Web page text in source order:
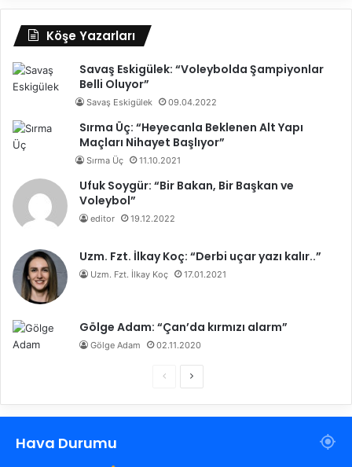
Köşe Yazarları
Savaş Eskigülek: “Voleybolda Şampiyonlar
Belli Oluyor”
Savaş Eskigülek 09.04.2022
Sırma Üç: “Heyecanla Beklenen Alt Yapı
Maçları Nihayet Başlıyor”
Sırma Üç 11.10.2021
Ufuk Soygür: “Bir Bakan, Bir Başkan ve
Voleybol”
editor 19.12.2022
Uzm. Fzt. İlkay Koç: “Derbi uçar yazı kalır..”
Uzm. Fzt. İlkay Koç 17.01.2021
Gölge Adam: “Çan’da kırmızı alarm”
Gölge Adam 02.11.2020
c
n
Hava Durumu